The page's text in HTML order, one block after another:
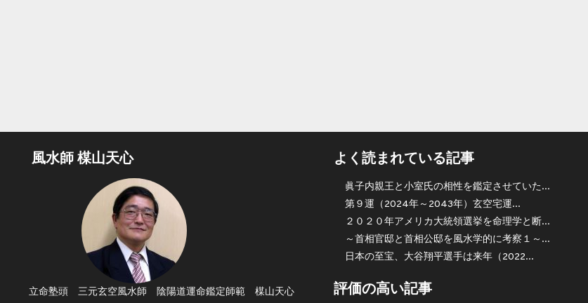
風水師 楳山天心
立命塾頭 三元玄空風水師 陰陽道運命鑑定師範 楳山天心
よく読まれている記事
眞子内親王と小室氏の相性を鑑定させていた...
第９運（2024年～2043年）玄空宅運...
２０２０年アメリカ大統領選挙を命理学と断...
～首相官邸と首相公邸を風水学的に考察１～...
日本の至宝、大谷翔平選手は来年（2022...
評価の高い記事